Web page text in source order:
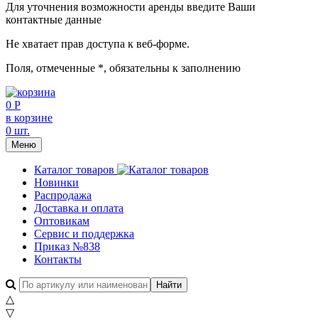
Для уточнения возможности аренды введите Ваши
контактные данные
Не хватает прав доступа к веб-форме.
Поля, отмеченные *, обязательны к заполнению
0 Р
в корзине
0 шт.
Меню
Каталог товаров
Новинки
Распродажа
Доставка и оплата
Оптовикам
Сервис и поддержка
Приказ №838
Контакты
△
▽